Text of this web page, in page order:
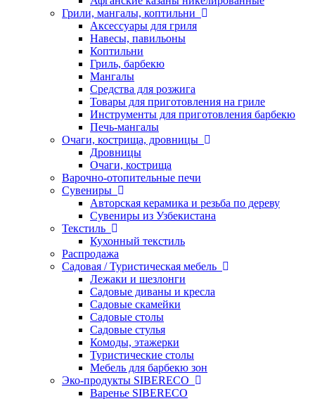
Грили, мангалы, коптильни
Аксессуары для гриля
Навесы, павильоны
Коптильни
Гриль, барбекю
Мангалы
Средства для розжига
Товары для приготовления на гриле
Инструменты для приготовления барбекю
Печь-мангалы
Очаги, кострища, дровницы
Дровницы
Очаги, кострища
Варочно-отопительные печи
Сувениры
Авторская керамика и резьба по дереву
Сувениры из Узбекистана
Текстиль
Кухонный текстиль
Распродажа
Садовая / Туристическая мебель
Лежаки и шезлонги
Садовые диваны и кресла
Садовые скамейки
Садовые столы
Садовые стулья
Комоды, этажерки
Туристические столы
Мебель для барбекю зон
Эко-продукты SIBERECO
Варенье SIBERECO